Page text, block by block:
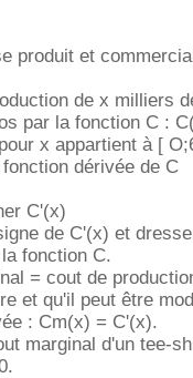
produit et
de x milliers
par la fonction C :
x appartient à [
dérivée de C
C'(x)
de C'(x) et
fonction C.
= cout de
et qu'il peut être
: Cm(x) = C'(x).
marginal d'un tee-